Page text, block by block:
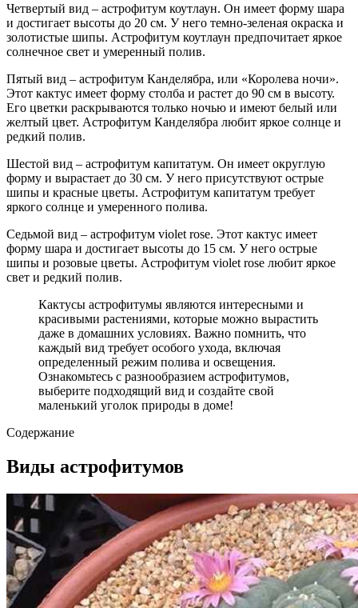
Четвертый вид – астрофитум коутлаун. Он имеет форму шара
и достигает высоты до 20 см. У него темно-зеленая окраска и
золотистые шипы. Астрофитум коутлаун предпочитает яркое
солнечное свет и умеренный полив.
Пятый вид – астрофитум Канделябра, или «Королева ночи».
Этот кактус имеет форму столба и растет до 90 см в высоту.
Его цветки раскрываются только ночью и имеют белый или
желтый цвет. Астрофитум Канделябра любит яркое солнце и
редкий полив.
Шестой вид – астрофитум капитатум. Он имеет округлую
форму и вырастает до 30 см. У него присутствуют острые
шипы и красные цветы. Астрофитум капитатум требует
яркого солнце и умеренного полива.
Седьмой вид – астрофитум violet rose. Этот кактус имеет
форму шара и достигает высоты до 15 см. У него острые
шипы и розовые цветы. Астрофитум violet rose любит яркое
свет и редкий полив.
Кактусы астрофитумы являются интересными и
красивыми растениями, которые можно вырастить
даже в домашних условиях. Важно помнить, что
каждый вид требует особого ухода, включая
определенный режим полива и освещения.
Ознакомьтесь с разнообразием астрофитумов,
выберите подходящий вид и создайте свой
маленький уголок природы в доме!
Содержание
Виды астрофитумов